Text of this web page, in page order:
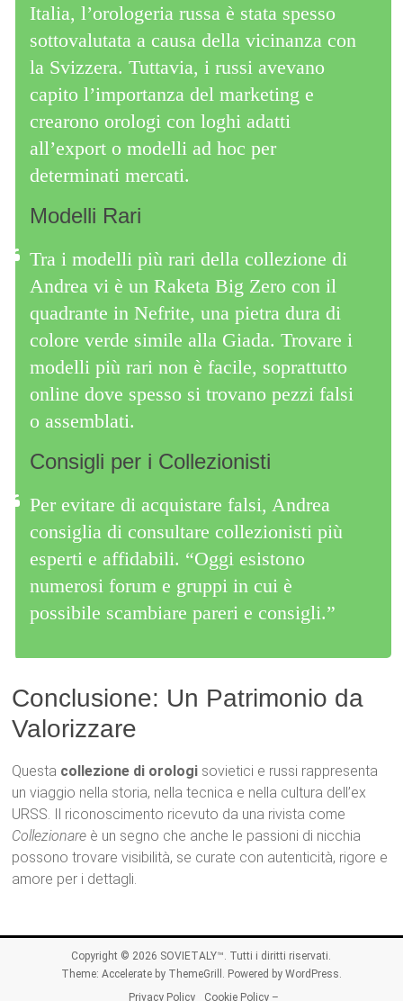
Italia, l’orologeria russa è stata spesso
sottovalutata a causa della vicinanza con
la Svizzera. Tuttavia, i russi avevano
capito l’importanza del marketing e
crearono orologi con loghi adatti
all’export o modelli ad hoc per
determinati mercati.
Modelli Rari
Tra i modelli più rari della collezione di
Andrea vi è un Raketa Big Zero con il
quadrante in Nefrite, una pietra dura di
colore verde simile alla Giada. Trovare i
modelli più rari non è facile, soprattutto
online dove spesso si trovano pezzi falsi
o assemblati.
Consigli per i Collezionisti
Per evitare di acquistare falsi, Andrea
consiglia di consultare collezionisti più
esperti e affidabili. “Oggi esistono
numerosi forum e gruppi in cui è
possibile scambiare pareri e consigli.”
Conclusione: Un Patrimonio da
Valorizzare
Questa collezione di orologi sovietici e russi rappresenta
un viaggio nella storia, nella tecnica e nella cultura dell’ex
URSS. Il riconoscimento ricevuto da una rivista come
Collezionare è un segno che anche le passioni di nicchia
possono trovare visibilità, se curate con autenticità, rigore e
amore per i dettagli.
Copyright © 2026 SOVIETALY™. Tutti i diritti riservati.
Theme: Accelerateby ThemeGrill. Powered by WordPress.
Privacy Policy
Cookie Policy –